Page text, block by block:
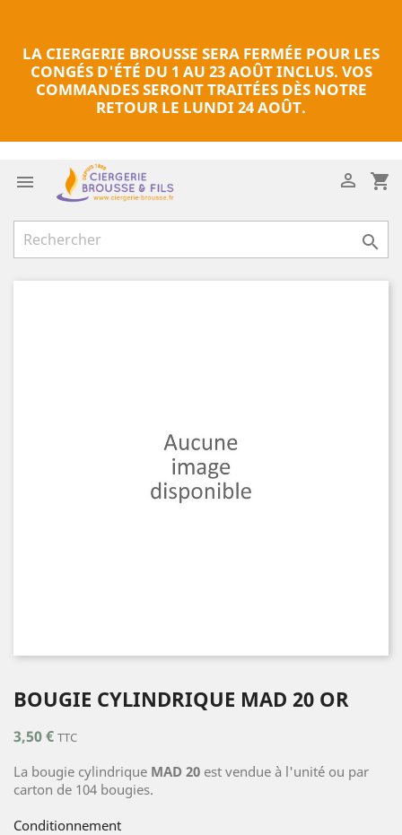
LA CIERGERIE BROUSSE SERA FERMÉE POUR LES
CONGÉS D'ÉTÉ DU 1 AU 23 AOÛT INCLUS. VOS
COMMANDES SERONT TRAITÉES DÈS NOTRE
RETOUR LE LUNDI 24 AOÛT.
 shopping_cart


BOUGIE CYLINDRIQUE MAD 20 OR
3,50 € TTC
La bougie cylindrique MAD 20 est vendue à l'unité ou par
carton de 104 bougies.
Conditionnement